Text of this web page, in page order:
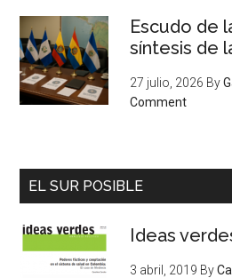
Escudo de
síntesis de
27 julio, 2026 By
Comment
EL SUR POSIBLE
Ideas
3 abril, 2019 By